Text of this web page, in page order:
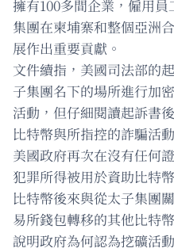
擁有100多間企業，僱用
集團在柬埔寨和整個亞洲
展作出重要貢獻。
文件續指，美國司法部的
子集團名下的場所進行加
活動，但仔細閱讀起訴書
比特幣與所指控的詐騙活
美國政府再次在沒有任何
犯罪所得被用於資助比特
比特幣後來與從太子集團
易所錢包轉移的其他比特
說明政府為何認為挖礦活